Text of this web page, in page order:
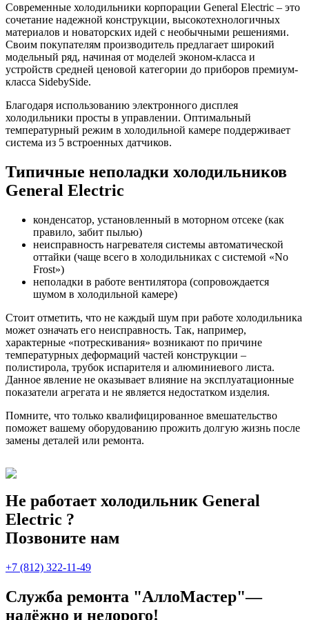
Современные холодильники корпорации General Electric – это
сочетание надежной конструкции, высокотехнологичных
материалов и новаторских идей с необычными решениями.
Своим покупателям производитель предлагает широкий
модельный ряд, начиная от моделей эконом-класса и
устройств средней ценовой категории до приборов премиум-
класса SidebySide.
Благодаря использованию электронного дисплея
холодильники просты в управлении. Оптимальный
температурный режим в холодильной камере поддерживает
система из 5 встроенных датчиков.
Типичные неполадки холодильников
General Electric
конденсатор, установленный в моторном отсеке (как
правило, забит пылью)
неисправность нагревателя системы автоматической
оттайки (чаще всего в холодильниках с системой «No
Frost»)
неполадки в работе вентилятора (сопровождается
шумом в холодильной камере)
Стоит отметить, что не каждый шум при работе холодильника
может означать его неисправность. Так, например,
характерные «потрескивания» возникают по причине
температурных деформаций частей конструкции –
полистирола, трубок испарителя и алюминиевого листа.
Данное явление не оказывает влияние на эксплуатационные
показатели агрегата и не является недостатком изделия.
Помните, что только квалифицированное вмешательство
поможет вашему оборудованию прожить долгую жизнь после
замены деталей или ремонта.
Не работает холодильник General
Electric ?
Позвоните нам
+7 (812) 322-11-49
Служба ремонта "АллоМастер"—
надёжно и недорого!